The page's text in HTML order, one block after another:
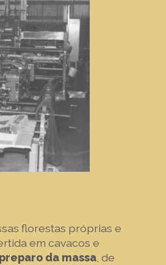
florestas próprias e
em cavacos e
preparo da massa , de